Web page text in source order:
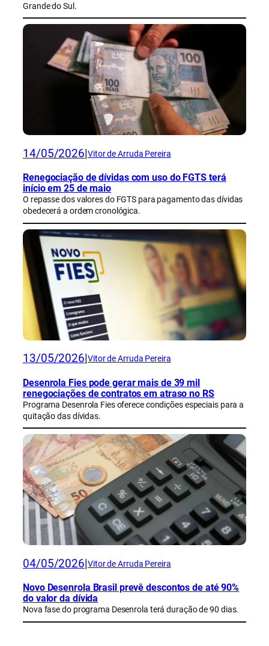
Grande do Sul.
14/05/2026 Vitor de Arruda Pereira
Renegociação de dívidas com uso do FGTS terá
início em 25 de maio
O repasse dos valores do FGTS para pagamento das dívidas
obedecerá a ordem cronológica.
13/05/2026 Vitor de Arruda Pereira
Desenrola Fies pode gerar mais de 39 mil
renegociações de contratos em atraso no RS
Programa Desenrola Fies oferece condições especiais para a
quitação das dívidas.
04/05/2026 Vitor de Arruda Pereira
Novo Desenrola Brasil prevê descontos de até 90%
do valor da dívida
Nova fase do programa Desenrola terá duração de 90 dias.